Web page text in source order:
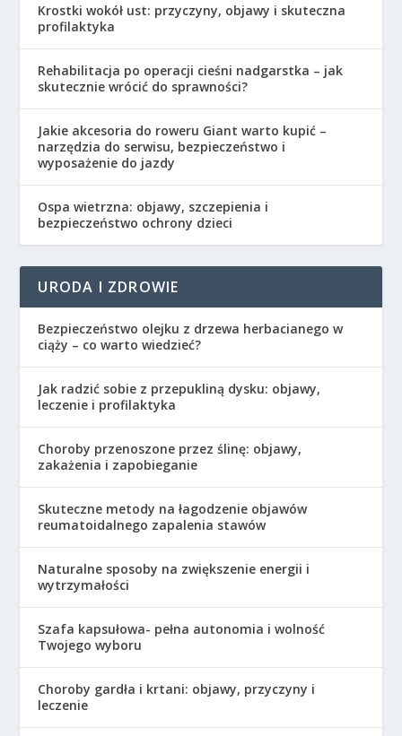
Krostki wokół ust: przyczyny, objawy i skuteczna
profilaktyka
Rehabilitacja po operacji cieśni nadgarstka – jak
skutecznie wrócić do sprawności?
Jakie akcesoria do roweru Giant warto kupić –
narzędzia do serwisu, bezpieczeństwo i
wyposażenie do jazdy
Ospa wietrzna: objawy, szczepienia i
bezpieczeństwo ochrony dzieci
URODA I ZDROWIE
Bezpieczeństwo olejku z drzewa herbacianego w
ciąży – co warto wiedzieć?
Jak radzić sobie z przepukliną dysku: objawy,
leczenie i profilaktyka
Choroby przenoszone przez ślinę: objawy,
zakażenia i zapobieganie
Skuteczne metody na łagodzenie objawów
reumatoidalnego zapalenia stawów
Naturalne sposoby na zwiększenie energii i
wytrzymałości
Szafa kapsułowa- pełna autonomia i wolność
Twojego wyboru
Choroby gardła i krtani: objawy, przyczyny i
leczenie